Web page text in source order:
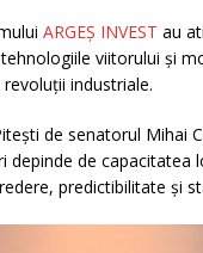
ARGEȘ INVEST au
viitorului și
industriale.
de senatorul Mihai
de capacitatea
predictibilitate și